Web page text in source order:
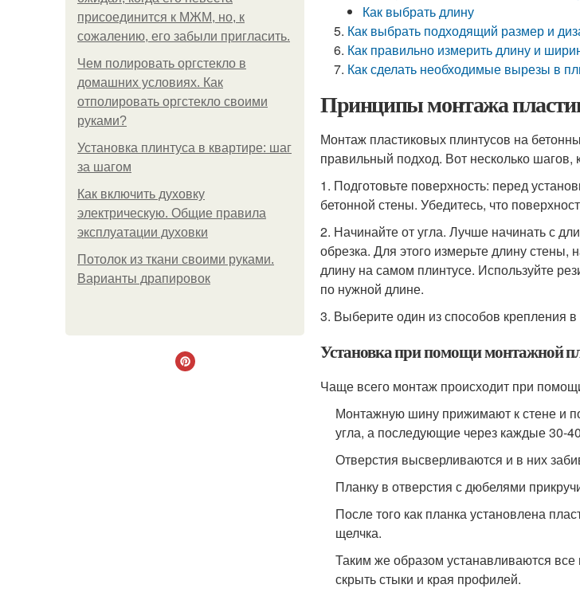
присоединится к МЖМ, но, к
сожалению, его забыли пригласить.
Чем полировать оргстекло в
домашних условиях. Как
отполировать оргстекло своими
руками?
Установка плинтуса в квартире: шаг
за шагом
Как включить духовку
электрическую. Общие правила
эксплуатации духовки
Потолок из ткани своими руками.
Варианты драпировок
Как выбрать длину
Как выбрать подходящий размер и
Как правильно измерить длину и
Как сделать необходимые вырезы в
Принципы монтажа
Монтаж пластиковых плинтусов на
правильный подход. Вот несколько шагов,
1. Подготовьте поверхность: перед
бетонной стены. Убедитесь, что
2. Начинайте от угла. Лучше начинать с
обрезка. Для этого измерьте длину стены,
длину на самом плинтусе. Используйте
по нужной длине.
3. Выберите один из способов крепления
Установка при помощи монтажной
Чаще всего монтаж происходит при
Монтажную шину прижимают к стене и
угла, а последующие через каждые 30-
Отверстия высверливаются и в них
Планку в отверстия с дюбелями
После того как планка установлена
щелчка.
Таким же образом устанавливаются
скрыть стыки и края профилей.